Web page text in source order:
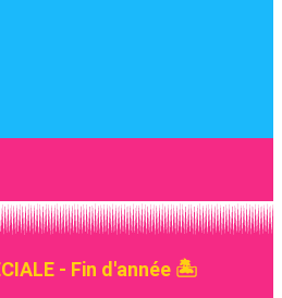
- Fin d'année 🏝️